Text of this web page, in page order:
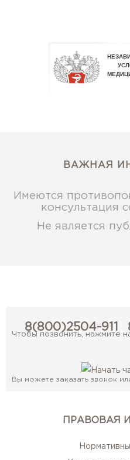
ВАЖНАЯ
Имеются
консультация
Не является
8(800)2504-911
Чтобы позвонить, нажмите
Вы можете заказать звонок
ПРАВОВАЯ